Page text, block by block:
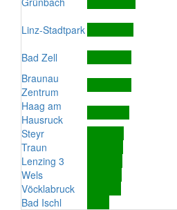
Linz-Stadtpark
Bad Zell
Braunau
Zentrum
Haag am
Hausruck
Steyr
Traun
Lenzing 3
Wels
Vöcklabruck
Bad Ischl